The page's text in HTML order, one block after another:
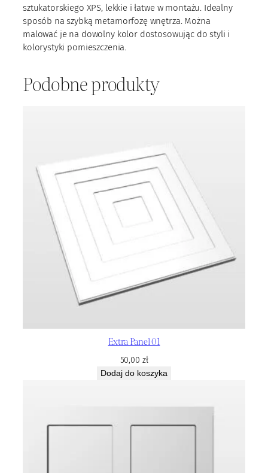
S
m
3
9
sztukatorskiego XPS, lekkie i łatwe w montażu. Idealny
sposób na szybką metamorfozę wnętrza. Można
malować je na dowolny kolor dostosowując do styli i
kolorystyki pomieszczenia.
Podobne produkty
Extra Panel 01
50,00 zł
Dodaj do koszyka